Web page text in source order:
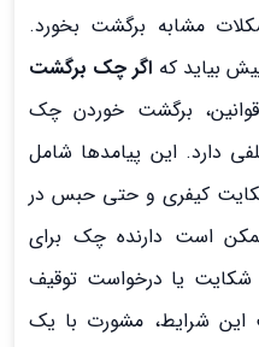
مشابه برگشت بخورد.
بیاید که اگر چک برگشت
برگشت خوردن چک
دارد. این پیامدها شامل
کیفری و حتی حبس در
است دارنده چک برای
شکایت یا درخواست توقیف
این شرایط، مشورت با یک